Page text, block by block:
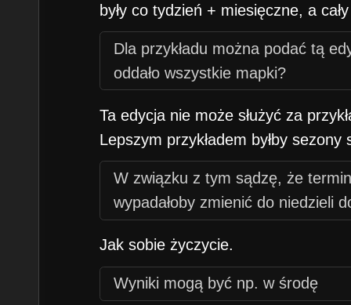
były co tydzień + miesięczne, a
Dla przykładu można podać tą
oddało wszystkie mapki?
Ta edycja nie może służyć za
Lepszym przykładem byłby
W związku z tym sądzę, że
wypadałoby zmienić do niedzieli
Jak sobie życzycie.
Wyniki mogą być np. w środę